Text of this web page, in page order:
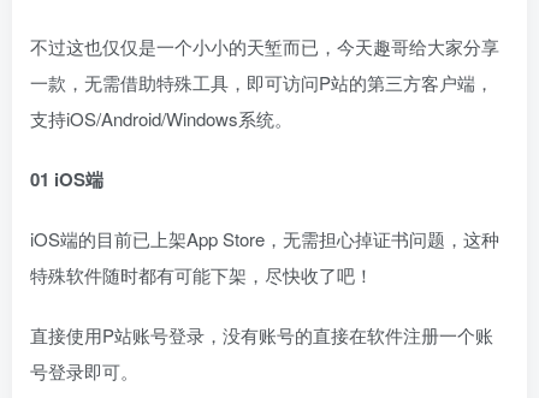
不过这也仅仅是一个小小的天堑而已，今天趣哥给大家分享
一款，无需借助特殊工具，即可访问P站的第三方客户端，
支持iOS/Android/Windows系统。
01 iOS端
iOS端的目前已上架App Store，无需担心掉证书问题，这种
特殊软件随时都有可能下架，尽快收了吧！
直接使用P站账号登录，没有账号的直接在软件注册一个账
号登录即可。